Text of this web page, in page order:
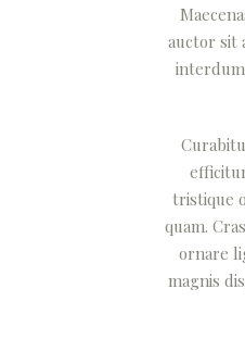
auctor sit
interdum
tristique
quam.
ornare
magnis